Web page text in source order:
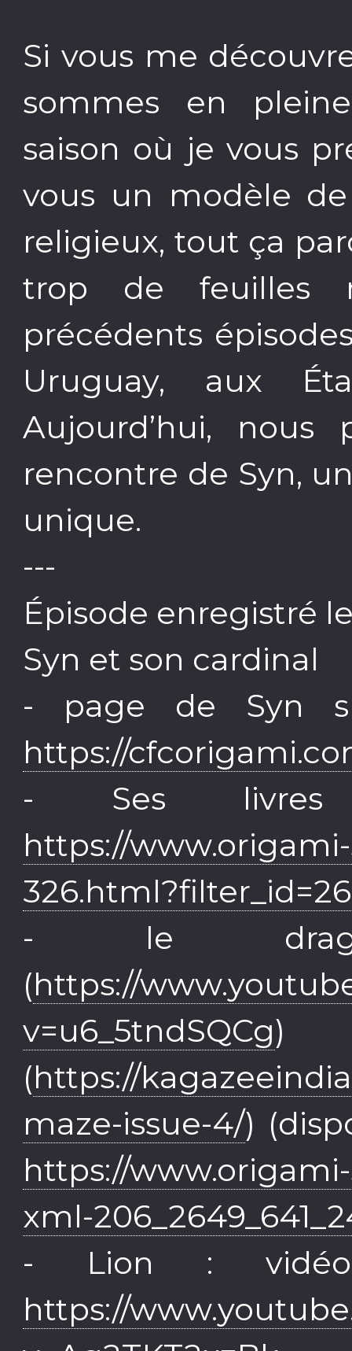
Si vous me
sommes en
saison où je vous
vous un modèle de
religieux, tout ça
trop de feuilles
précédents
Uruguay, aux
Aujourd’hui,
rencontre de Syn,
unique.
---
Épisode enregistré
Syn et son cardinal
- page de Syn
https://
- Ses livres
https://
- le
(https://
v=u6_5tndSQCg)
(https://
maze-issue-4/)
https://
xml-
- Lion :
https://